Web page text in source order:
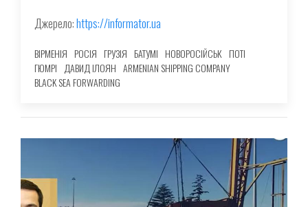
Джерело:https://informator.ua
ВІРМЕНІЯ РОСІЯ ГРУЗІЯ БАТУМІ НОВОРОСІЙСЬК ПОТІ
ГЮМРІ
ДАВИД ІЛОЯН ARMENIAN SHIPPING COMPANY
BLACK SEA FORWARDING